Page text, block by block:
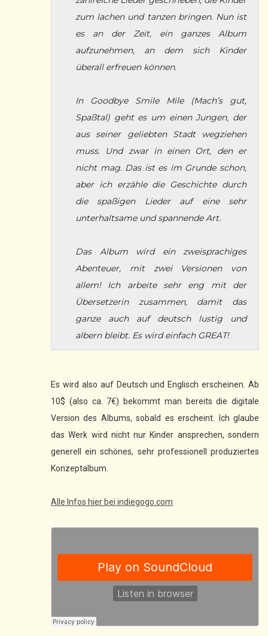
zum lachen und tanzen bringen. Nun ist
es an der Zeit, ein ganzes Album
aufzunehmen, an dem sich Kinder
überall erfreuen können.
In Goodbye Smile Mile (Mach’s gut,
Spaßtal) geht es um einen Jungen, der
aus seiner geliebten Stadt wegziehen
muss. Und zwar in einen Ort, den er
nicht mag. Das ist es im Grunde schon,
aber ich erzähle die Geschichte durch
die spaßigen Lieder auf eine sehr
unterhaltsame und spannende Art.
Das Album wird ein zweisprachiges
Abenteuer, mit zwei Versionen von
allem! Ich arbeite sehr eng mit der
Übersetzerin zusammen, damit das
ganze auch auf deutsch lustig und
albern bleibt. Es wird einfach GREAT!
Es wird also auf Deutsch und Englisch erscheinen. Ab
10$ (also ca. 7€) bekommt man bereits die digitale
Version des Albums, sobald es erscheint. Ich glaube
das Werk wird nicht nur Kinder ansprechen, sondern
generell ein schönes, sehr professionell produziertes
Konzeptalbum.
Alle Infos hier bei indiegogo.com